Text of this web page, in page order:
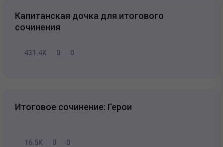
Капитанская дочка для итогового
сочинения
431.4K 0 0
Итоговое сочинение: Герои
16.5K 0 0